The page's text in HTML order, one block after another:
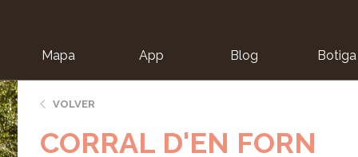
Mapa App Blog Botiga
VOLVER
CORRAL D'EN FORN